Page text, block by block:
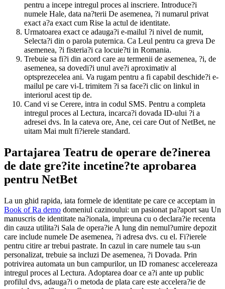
pentru a incepe intregul proces al inscriere. Introduce?i
numele Hale, data na?terii De asemenea, ?i numarul privat
exact a?a exact cum Rise la actul de identitate.
Urmatoarea exact ce adauga?i e-mailul ?i nivel de numit,
Selecta?i din o parola puternica. Ca Leul pentru ca greva De
asemenea, ?i fisteria?i ca locuie?ti in Romania.
Trebuie sa fi?i din acord care au termenii de asemenea, ?i, de
asemenea, sa dovedi?i unul ave?i aproximativ al
optsprezecelea ani. Va rugam pentru a fi capabil deschide?i e-
mailul pe care vi-L trimitem ?i sa face?i clic on linkul in
interiorul acest tip de.
Cand vi se Cerere, intra in codul SMS. Pentru a completa
intregul proces al Lectura, incarca?i dovada ID-ului ?i a
adresei dvs. In la cateva ore, Ane, cei care Out of NetBet, ne
uitam Mai mult fi?ierele standard.
Partajarea Teatru de operare de?inerea
de date gre?ite incetine?te aprobarea
pentru NetBet
La un ghid rapida, iata formele de identitate pe care ce acceptam in
Book of Ra demo domeniul cazinoului: un pasionat pa?aport sau Un
manuscris de identitate na?ionala, impreuna cu o declara?ie recenta
din cauza utilita?i Sala de opera?ie A lung din nemul?umire depozit
care include numele De asemenea, ?i adresa dvs. cu el. Fi?ierele
pentru citire ar trebui pastrate. In cazul in care numele tau s-un
personalizat, trebuie sa incluzi De asemenea, ?i Dovada. Prin
potrivirea automata un bun campurilor, un ID romanesc accelereaza
intregul proces al Lectura. Adoptarea doar ce a?i ante up public
profilul dvs, adauga?i o metoda de plata care este accelera?ie de